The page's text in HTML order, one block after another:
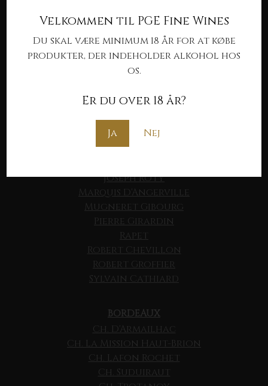
Velkommen til PGE Fine Wines
Du skal være minimum 18 år for at købe
produkter, der indeholder alkohol hos
os.
Er du over 18 år?
Ja Nej
De Montille
Denis Mortet
Domaine Trapet
Duroché
Francois Bertheau
G. Roumier
Georges Noellat
Hubert Lignier
Jean Grivot
Joseph Roty
Marquis D'Angerville
Mugneret Gibourg
Pierre Girardin
Rapet
Robert Chevillon
Robert Groffier
Sylvain Cathiard
BORDEAUX
Ch. D'Armailhac
Ch. La Mission Haut-Brion
Ch. Lafon Rochet
Ch. Suduiraut